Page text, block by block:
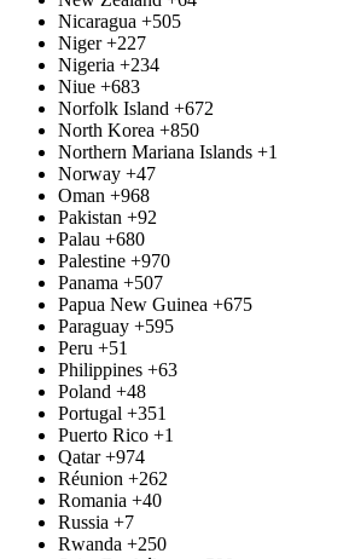
Nicaragua +505
Niger +227
Nigeria +234
Niue +683
Norfolk Island +672
North Korea +850
Northern Mariana Islands +1
Norway +47
Oman +968
Pakistan +92
Palau +680
Palestine +970
Panama +507
Papua New Guinea +675
Paraguay +595
Peru +51
Philippines +63
Poland +48
Portugal +351
Puerto Rico +1
Qatar +974
Réunion +262
Romania +40
Russia +7
Rwanda +250